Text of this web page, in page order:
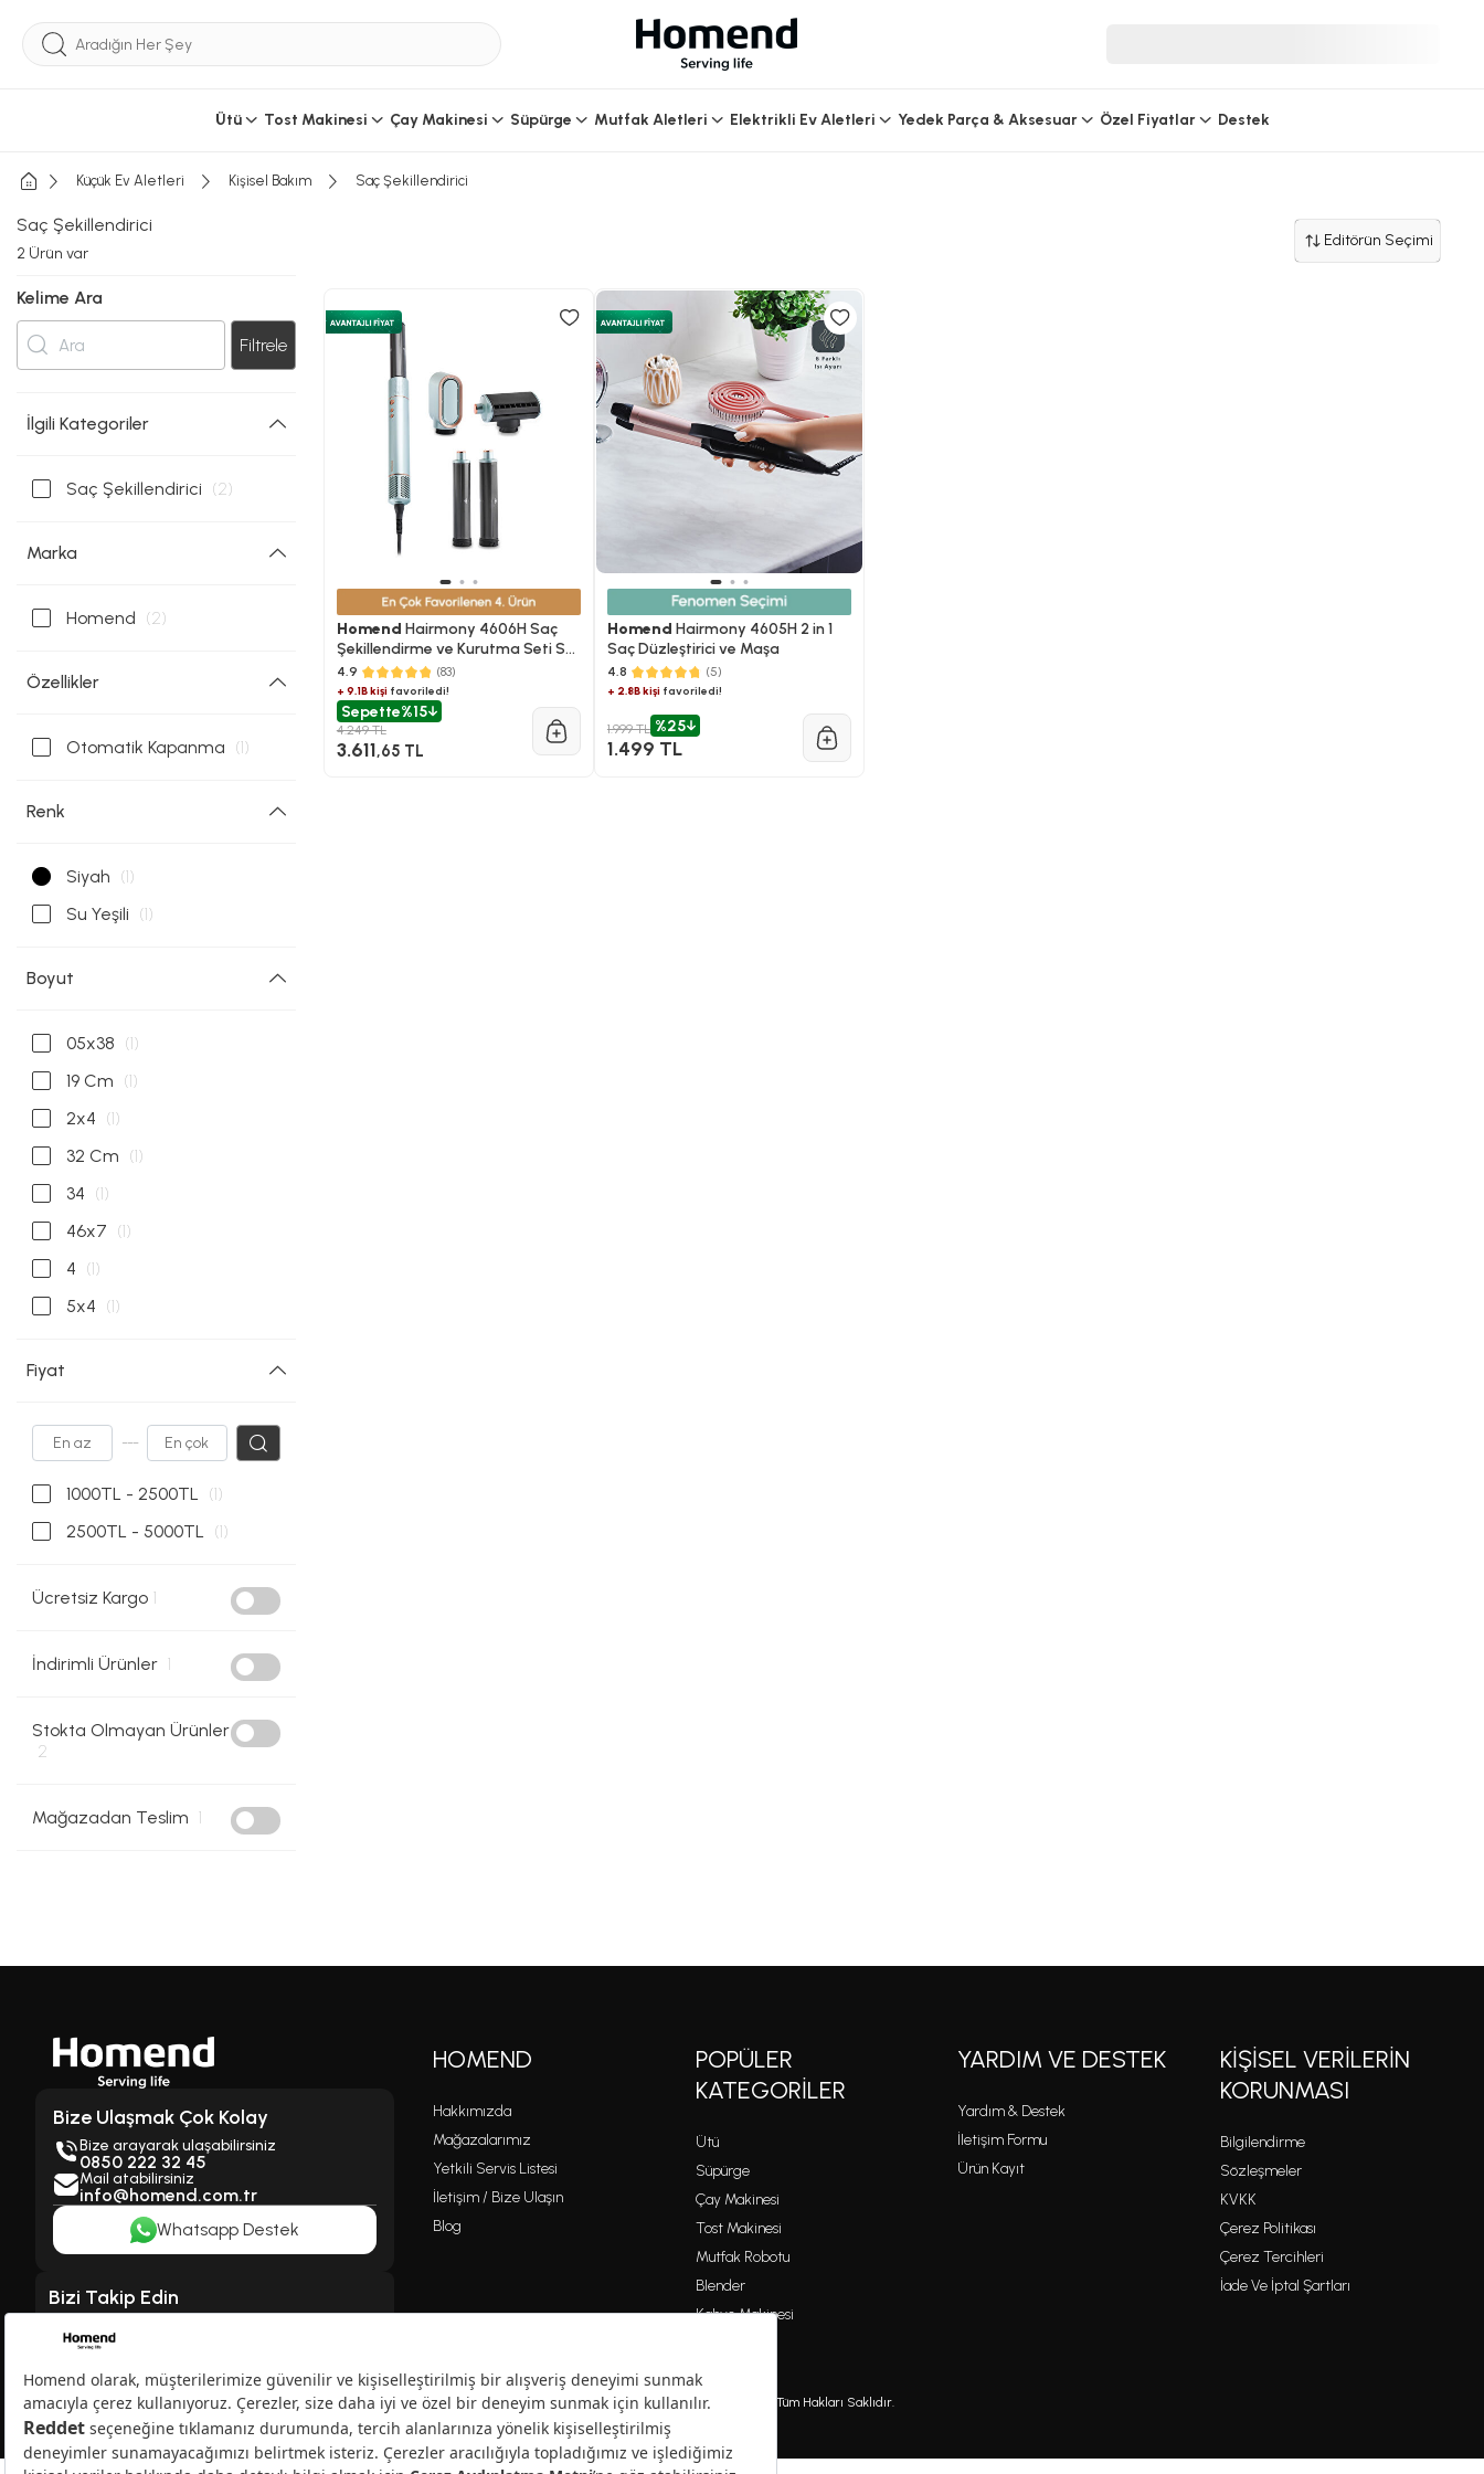
Ütü Tost Makinesi Çay Makinesi Süpürge Mutfak Aletleri Elektrikli Ev Aletleri Yedek Parça & Aksesuar Özel Fiyatlar Destek
Küçük Ev Aletleri Kişisel Bakım Saç Şekillendirici
Saç Şekillendirici
2 Ürün var
Kelime Ara
Filtrele
İlgili Kategoriler
Saç Şekillendirici (2)
Marka
Homend (2)
Özellikler
Otomatik Kapanma (1)
Renk
Siyah (1)
Su Yeşili (1)
Boyut
05x38 (1)
19 Cm (1)
2x4 (1)
32 Cm (1)
34 (1)
46x7 (1)
4 (1)
5x4 (1)
Fiyat
---
1000TL - 2500TL (1)
2500TL - 5000TL (1)
Ücretsiz Kargo 1
İndirimli Ürünler 1
Stokta Olmayan Ürünler
2
Mağazadan Teslim 1
Editörün Seçimi
Homend Hairmony 4606H Saç
Şekillendirme ve Kurutma Seti Su
Yeşili
4.9 (83)
+ 9.1B kişifavoriledi!
Sepette%15
4.249 TL
3.611,65 TL
Homend Hairmony 4605H 2 in 1
Saç Düzleştirici ve Maşa
4.8 (5)
+ 2.8B kişifavoriledi!
1.999 TL %25
1.499 TL
Bize Ulaşmak Çok Kolay
Bize arayarak ulaşabilirsiniz
0850 222 32 45
Mail atabilirsiniz
info@homend.com.tr
Whatsapp Destek
Bizi Takip Edin
HOMEND
Hakkımızda
Mağazalarımız
Yetkili Servis Listesi
İletişim / Bize Ulaşın
Blog
POPÜLER
KATEGORILER
Ütü
Süpürge
Çay Makinesi
Tost Makinesi
Mutfak Robotu
Blender
Kahve Makinesi
YARDIM VE DESTEK
Yardım & Destek
İletişim Formu
Ürün Kayıt
KİŞİSEL VERİLERİN
KORUNMASI
Bilgilendirme
Sözleşmeler
KVKK
Çerez Politikası
Çerez Tercihleri
İade Ve İptal Şartları
Copyright © 2026 Homend A.Ş. Tüm Hakları Saklıdır.